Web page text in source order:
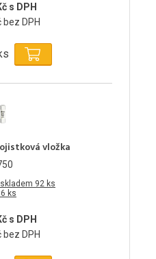
s DPH
bez DPH
vložka
92 ks
ks
s DPH
bez DPH